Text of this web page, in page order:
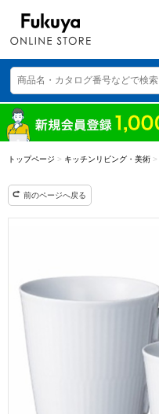
トップページ > キッチンリビング・美術 >
前のページへ戻る